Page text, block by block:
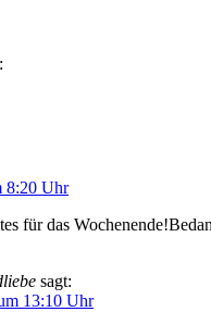
8:20 Uhr
für das
sagt:
13:10 Uhr